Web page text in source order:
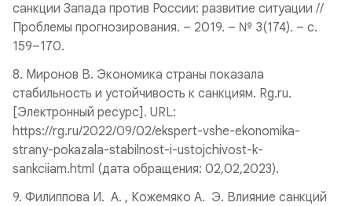
санкции Запада против России: развитие ситуации //
Проблемы прогнозирования. – 2019. – № 3(174). – c.
159–170.
8. Миронов В. Экономика страны показала
стабильность и устойчивость к санкциям. Rg.ru.
[Электронный ресурс]. URL:
https://rg.ru/2022/09/02/ekspert-vshe-ekonomika-
strany-pokazala-stabilnost-i-ustojchivost-k-
sankciiam.html (дата обращения: 02,02,2023).
9. Филиппова И. А. , Кожемяко А. Э. Влияние санкций